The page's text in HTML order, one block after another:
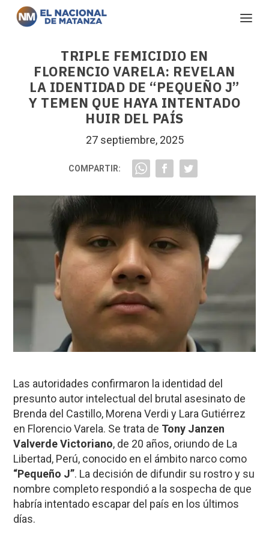
TRIPLE FEMICIDIO EN
FLORENCIO VARELA: REVELAN
LA IDENTIDAD DE “PEQUEÑO J”
Y TEMEN QUE HAYA INTENTADO
HUIR DEL PAÍS
27 septiembre, 2025
COMPARTIR:
Las autoridades confirmaron la identidad del
presunto autor intelectual del brutal asesinato de
Brenda del Castillo, Morena Verdi y Lara Gutiérrez
en Florencio Varela. Se trata de Tony Janzen
Valverde Victoriano, de 20 años, oriundo de La
Libertad, Perú, conocido en el ámbito narco como
“Pequeño J”. La decisión de difundir su rostro y su
nombre completo respondió a la sospecha de que
habría intentado escapar del país en los últimos
días.